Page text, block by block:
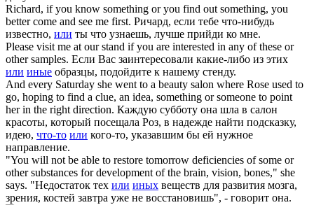
Richard, if you know something oryou find out something, you
better come and see me first. Ричард, если тебе что-нибудь
известно, или ты что узнаешь, лучше прийди ко мне.
Please visit me at our stand if you are interested in any of these or
othersamples. Если Вас заинтересовали какие-либо из этих
или иные образцы, подойдите к нашему стенду.
And every Saturday she went to a beauty salon where Rose used to
go, hoping to find a clue, an idea, something orsomeone to point
her in the right direction. Каждую субботу она шла в салон
красоты, который посещала Роз, в надежде найти подсказку,
идею, что-то или кого-то, указавшим бы ей нужное
направление.
"You will not be able to restore tomorrow deficiencies of some or
othersubstances for development of the brain, vision, bones," she
says. "Недостаток тех или иных веществ для развития мозга,
зрения, костей завтра уже не восстановишь", - говорит она.